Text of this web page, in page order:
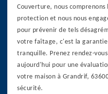
Couverture, nous
protection et nous nous
pour prévenir de tels
votre faîtage, c'est la
tranquille. Prenez rendez-
aujourd'hui pour une
votre maison à Grandrif,
sécurité.